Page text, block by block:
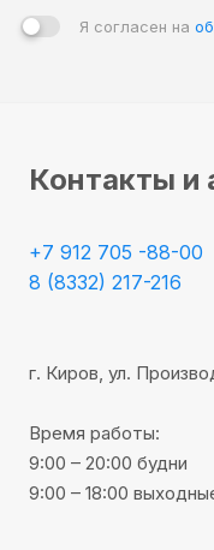
Я согласен на
Контакты и
+7 912 705 -88-00
8 (8332) 217-216
г. Киров, ул.
Время работы:
9:00 – 20:00 будни
9:00 – 18:00